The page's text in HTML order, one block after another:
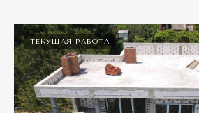
ТЕКУЩАЯ РАБОТА